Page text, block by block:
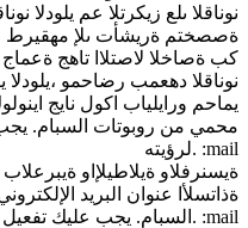
نوناقلا ىلع زيكرتلا عم يلودلا
ةصصختم ةريشأت ىلإ مهقيرط
كب ةصاخلا لاصتلاا تاهج ةعماج
نوناقلا دهعمب رضاحمو
يماحم ورايلياب اكول نايج
محمي من روبوتات السبام.
لرؤيته. :mail
ةيسنرفلاو ةيلاطيلإاو
ةذاتسلأا عنوان البريد
السبام. يجب عليك تفعيل الجافاسكربت لرؤيته. :mail